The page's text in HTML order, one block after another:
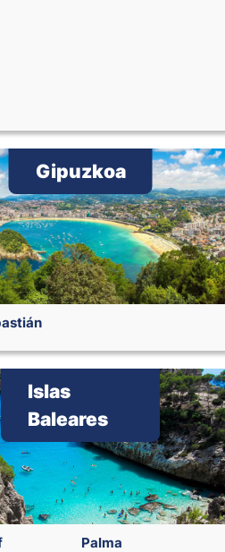
Gipuzkoa
Islas
Baleares
Palma